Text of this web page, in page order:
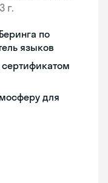
г.
по
языков
для